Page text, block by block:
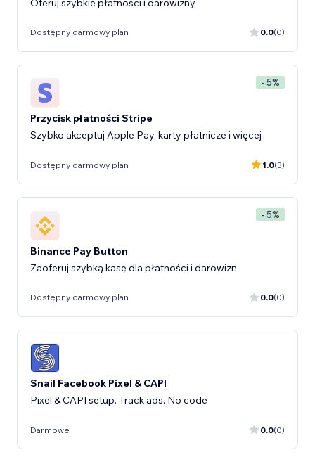
Dostępny darmowy plan 0.0(0)
- 5%
Przycisk płatności Stripe
Szybko akceptuj Apple Pay, karty płatnicze i więcej
Dostępny darmowy plan 1.0(3)
- 5%
Binance Pay Button
Zaoferuj szybką kasę dla płatności i darowizn
Dostępny darmowy plan 0.0(0)
Snail Facebook Pixel & CAPI
Pixel & CAPI setup. Track ads. No code
Darmowe 0.0(0)